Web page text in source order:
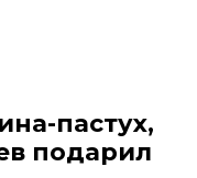
пастух,
подарил